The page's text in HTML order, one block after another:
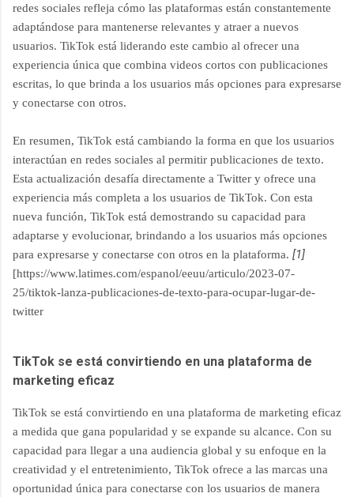
redes sociales refleja cómo las plataformas están constantemente
adaptándose para mantenerse relevantes y atraer a nuevos
usuarios. TikTok está liderando este cambio al ofrecer una
experiencia única que combina videos cortos con publicaciones
escritas, lo que brinda a los usuarios más opciones para expresarse
y conectarse con otros.
En resumen, TikTok está cambiando la forma en que los usuarios
interactúan en redes sociales al permitir publicaciones de texto.
Esta actualización desafía directamente a Twitter y ofrece una
experiencia más completa a los usuarios de TikTok. Con esta
nueva función, TikTok está demostrando su capacidad para
adaptarse y evolucionar, brindando a los usuarios más opciones
para expresarse y conectarse con otros en la plataforma. [1]
[https://www.latimes.com/espanol/eeuu/articulo/2023-07-
25/tiktok-lanza-publicaciones-de-texto-para-ocupar-lugar-de-
twitter
TikTok se está convirtiendo en una plataforma de
marketing eficaz
TikTok se está convirtiendo en una plataforma de marketing eficaz
a medida que gana popularidad y se expande su alcance. Con su
capacidad para llegar a una audiencia global y su enfoque en la
creatividad y el entretenimiento, TikTok ofrece a las marcas una
oportunidad única para conectarse con los usuarios de manera